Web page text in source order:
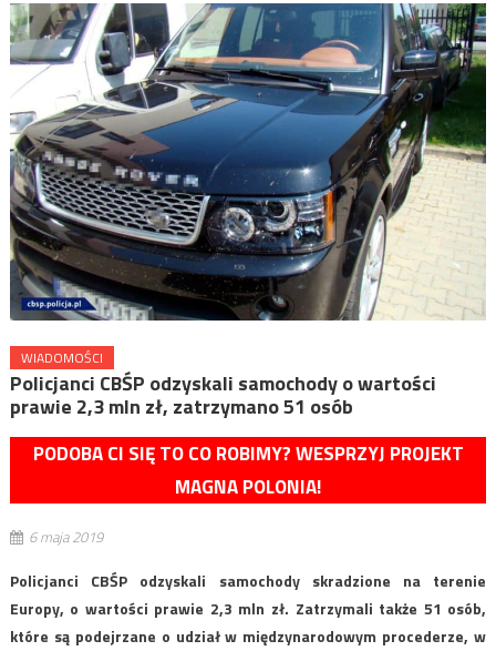
WIADOMOŚCI
Policjanci CBŚP odzyskali samochody o wartości
prawie 2,3 mln zł, zatrzymano 51 osób
PODOBA CI SIĘ TO CO ROBIMY? WESPRZYJ PROJEKT
MAGNA POLONIA!
6 maja 2019
Policjanci CBŚP odzyskali samochody skradzione na terenie
Europy, o wartości prawie 2,3 mln zł. Zatrzymali także 51 osób,
które są podejrzane o udział w międzynarodowym procederze, w